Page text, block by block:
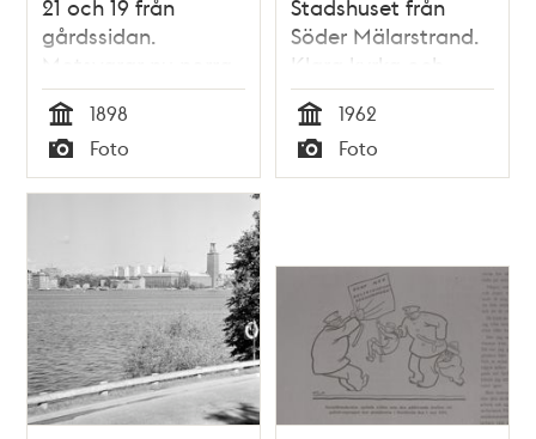
21 och 19 från
gårdssidan.
Motsvarar nu norra
delen av
Kronobergsparken.
Gatupartiet heter
Parkgatan sedan
Johannes kyrkas
torn i fonden
Tid
1898
Typ
Foto
Stadshuset från
Söder Mälarstrand.
Klara kyrka och
höghusen i fonden
Tid
1962
Typ
Foto